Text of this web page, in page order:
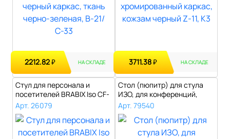
2212.82₽ НА СКЛАДЕ 3711.38₽ НА СКЛАДЕ
Стул для персонала и
посетителей BRABIX Iso CF-
001, хро..
Арт. 26079
Стол (пюпитр) для стула
ИЗО, для конференций,
складной,..
Арт. 79540